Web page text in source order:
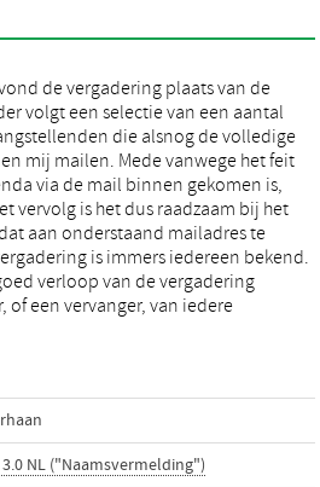
de vergadering plaats van de
volgt een selectie van een aantal
die alsnog de volledige
mij mailen. Mede vanwege het feit
via de mail binnen gekomen is,
vervolg is het dus raadzaam bij het
aan onderstaand mailadres te
is immers iedereen bekend.
verloop van de vergadering
een vervanger, van iedere
3.0 NL ("Naamsvermelding")